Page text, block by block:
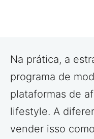
Na prática, a
programa de
plataformas de
lifestyle. A
vender isso